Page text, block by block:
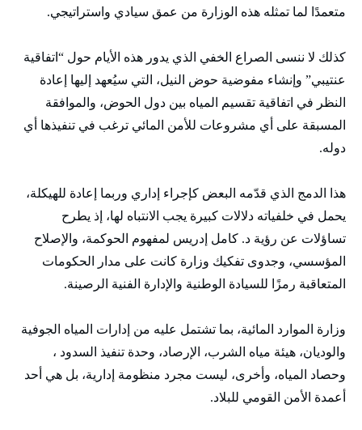
متعمدًا لما تمثله هذه الوزارة من عمق سيادي واستراتيجي.
كذلك لا ننسى الصراع الخفي الذي يدور هذه الأيام حول “اتفاقية
عنتيبي” وإنشاء مفوضية حوض النيل، التي سيُعهد إليها إعادة
النظر في اتفاقية تقسيم المياه بين دول الحوض، والموافقة
المسبقة على أي مشروعات للأمن المائي ترغب في تنفيذها أي
دوله.
هذا الدمج الذي قدّمه البعض كإجراء إداري وربما إعادة للهيكلة،
يحمل في خلفياته دلالات كبيرة يجب الانتباه لها، إذ يطرح
تساؤلات عن رؤية د. كامل إدريس لمفهوم الحوكمة، والإصلاح
المؤسسي، وجدوى تفكيك وزارة كانت على مدار الحكومات
المتعاقبة رمزًا للسيادة الوطنية والإدارة الفنية الرصينة.
وزارة الموارد المائية، بما تشتمل عليه من إدارات المياه الجوفية
والوديان، هيئة مياه الشرب، الإرصاد، وحدة تنفيذ السدود ،
وحصاد المياه، وأخرى، ليست مجرد منظومة إدارية، بل هي أحد
أعمدة الأمن القومي للبلاد.